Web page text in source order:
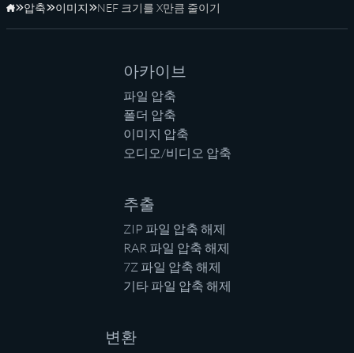
홈페이지
압축 이미지 NEF 크기를 X만큼 줄이기
아카이브
파일 압축
폴더 압축
이미지 압축
오디오/비디오 압축
추출
ZIP 파일 압축 해제
RAR 파일 압축 해제
7Z 파일 압축 해제
기타 파일 압축 해제
변환